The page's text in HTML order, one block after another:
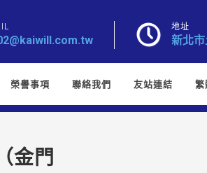
地址
新北
榮譽事項 聯絡我們 友站連結 繁
金門